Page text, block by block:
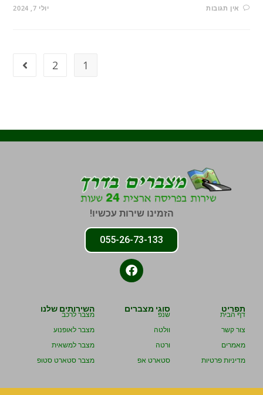
אין תגובות יולי 7, 2024
1
2
הזמינו שירות עכשיו!
055-26-73-133
תפריט
דף הבית
צור קשר
מאמרים
מדיניות פרטיות
סוגי מצברים
שנפ
וולטה
ורטה
סטארט אפ
השירותים שלנו
מצבר לרכב
מצבר לאופנוע
מצבר למשאית
מצבר סטארט סטופ